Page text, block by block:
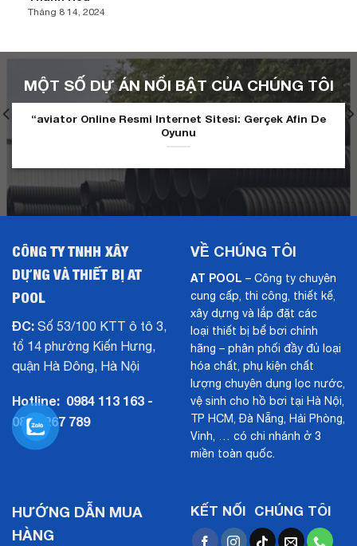
Tháng 8 14, 2024
MỘT SỐ DỰ ÁN NỔI BẬT CỦA CHÚNG TÔI
“aviator Online Resmi Internet Sitesi: Gerçek Afin De
Oyunu
CÔNG TY TNHH XÂY
DỰNG VÀ THIẾT BỊ AT
POOL
ĐC: Số 53/100 KTT ô tô 3,
tổ 14 phường Kiến Hưng,
quận Hà Đông, Hà Nội
Hotline: 0984 113 163 -
0843 267 789
VỀ CHÚNG TÔI
AT POOL – Công ty chuyên
cung cấp, thi công, thiết kế,
xây dựng và lắp đặt các
loại thiết bị bể bơi chính
hãng – phân phối đầy đủ loại
hóa chất, phụ kiện chất
lượng chuyên dụng lọc nước,
vệ sinh cho hồ bơi tại Hà Nội,
TP HCM, Đà Nẵng, Hải Phòng,
Vinh, … có chi nhánh ở 3
miền toàn quốc.
HƯỚNG DẪN MUA
HÀNG
KẾT NỐI CHÚNG TÔI